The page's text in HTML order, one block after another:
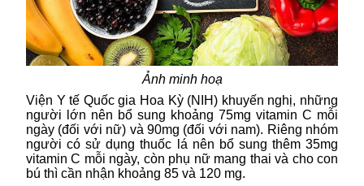
Ảnh minh hoạ
Viện Y tế Quốc gia Hoa Kỳ(NIH) khuyến nghị, những
người lớn nên bổ sung khoảng 75mg vitamin C mỗi
ngày (đối với nữ) và 90mg (đối với nam). Riêng nhóm
người có sử dụng thuốc lá nên bổsung thêm 35mg
vitamin C mỗi ngày, còn phụ nữ mang thai và cho con
bú thì cần nhận khoảng 85 và 120 mg.